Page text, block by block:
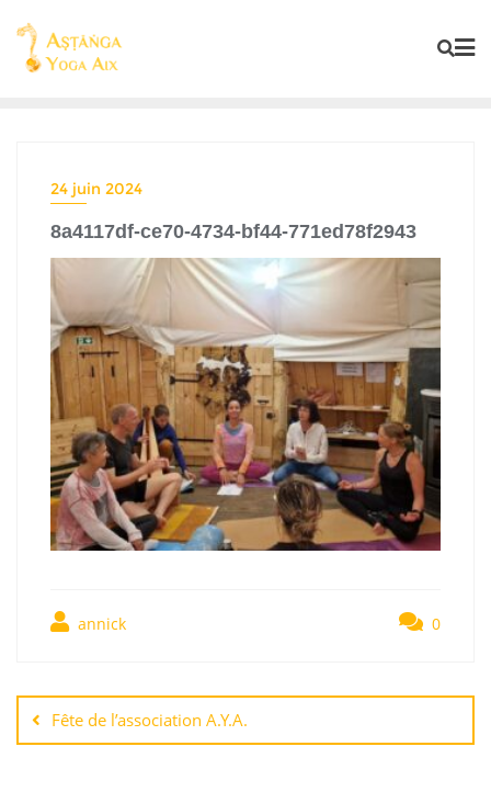
24 juin 2024
8a4117df-ce70-4734-bf44-771ed78f2943
annick 0
Fête de l’association A.Y.A.